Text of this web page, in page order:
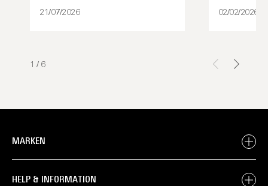
21/07/2026 02/02/2026
1 / 6
MARKEN
HELP & INFORMATION